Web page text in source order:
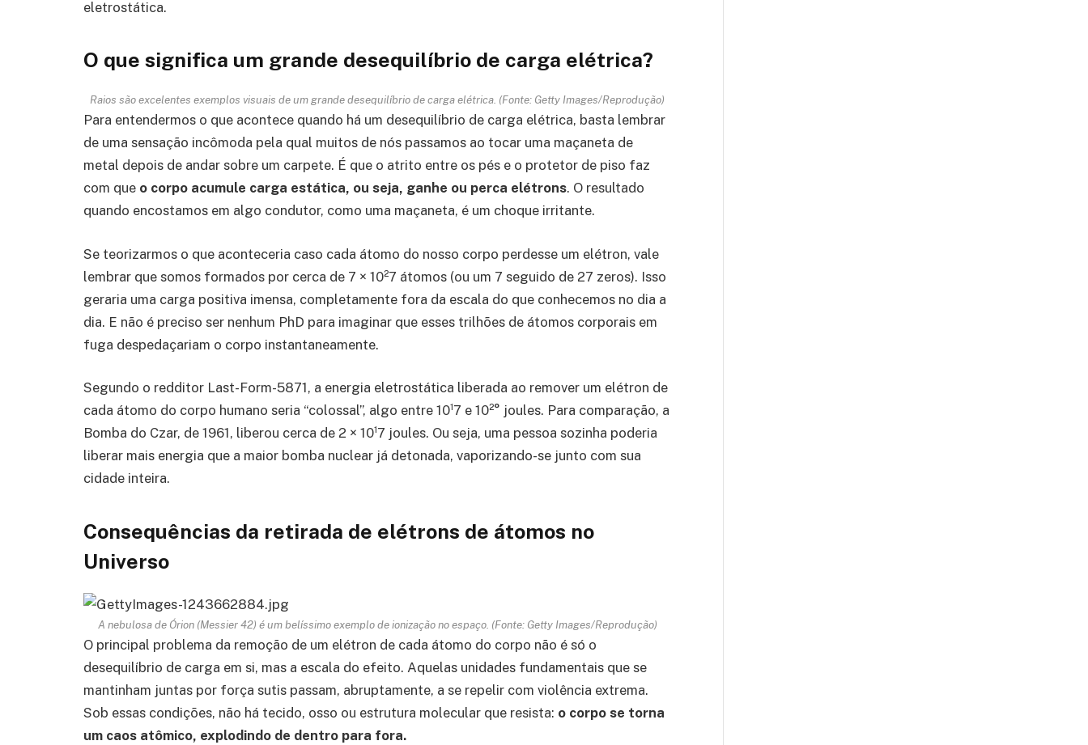
eletrostática.
O que significa um grande desequilíbrio de carga elétrica?
Raios são excelentes exemplos visuais de um grande desequilíbrio de carga elétrica. (Fonte: Getty Images/Reprodução)
Para entendermos o que acontece quando há um desequilíbrio de carga elétrica, basta lembrar
de uma sensação incômoda pela qual muitos de nós passamos ao tocar uma maçaneta de
metal depois de andar sobre um carpete. É que o atrito entre os pés e o protetor de piso faz
com que o corpo acumule carga estática, ou seja, ganhe ou perca elétrons. O resultado
quando encostamos em algo condutor, como uma maçaneta, é um choque irritante.
Se teorizarmos o que aconteceria caso cada átomo do nosso corpo perdesse um elétron, vale
lembrar que somos formados por cerca de 7 × 10²7 átomos (ou um 7 seguido de 27 zeros). Isso
geraria uma carga positiva imensa, completamente fora da escala do que conhecemos no dia a
dia. E não é preciso ser nenhum PhD para imaginar que esses trilhões de átomos corporais em
fuga despedaçariam o corpo instantaneamente.
Segundo o redditor Last-Form-5871, a energia eletrostática liberada ao remover um elétron de
cada átomo do corpo humano seria “colossal”, algo entre 10¹7 e 10²° joules. Para comparação, a
Bomba do Czar, de 1961, liberou cerca de 2 × 10¹7 joules. Ou seja, uma pessoa sozinha poderia
liberar mais energia que a maior bomba nuclear já detonada, vaporizando-se junto com sua
cidade inteira.
Consequências da retirada de elétrons de átomos no
Universo
A nebulosa de Órion (Messier 42) é um belíssimo exemplo de ionização no espaço. (Fonte: Getty Images/Reprodução)
O principal problema da remoção de um elétron de cada átomo do corpo não é só o
desequilíbrio de carga em si, mas a escala do efeito. Aquelas unidades fundamentais que se
mantinham juntas por força sutis passam, abruptamente, a se repelir com violência extrema.
Sob essas condições, não há tecido, osso ou estrutura molecular que resista: o corpo se torna
um caos atômico, explodindo de dentro para fora.